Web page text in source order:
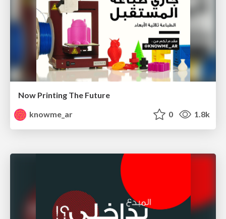
Now Printing The Future
knowme_ar
0 1.8k